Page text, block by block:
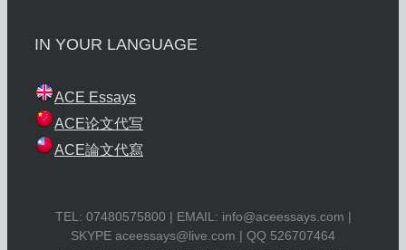
IN YOUR LANGUAGE
ACE Essays
ACE论文代写
ACE論文代寫
TEL: 07480575800 | EMAIL: info@aceessays.com |
SKYPE aceessays@live.com | QQ 526707464